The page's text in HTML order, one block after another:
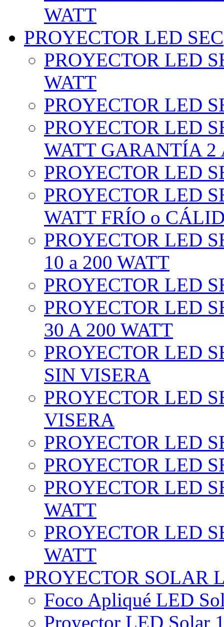
WATT
PROYECTOR LED SEC
PROYECTOR LED
WATT
PROYECTOR LED
PROYECTOR LED
WATT GARANTÍA 2
PROYECTOR LED
PROYECTOR LED
WATT FRÍO o
PROYECTOR LED
10 a 200 WATT
PROYECTOR LED
PROYECTOR LED
30 A 200 WATT
PROYECTOR LED
SIN VISERA
PROYECTOR LED
VISERA
PROYECTOR LED
PROYECTOR LED
PROYECTOR LED
WATT
PROYECTOR LED
WATT
PROYECTOR SOLAR
Foco Apliqué LED
Proyector LED Solar